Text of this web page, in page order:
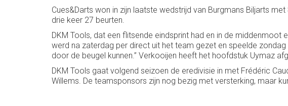
Cues&Darts won in zijn laatste wedstrijd van Burgmans Biljarts
drie keer 27 beurten.
DKM Tools, dat een flitsende eindsprint had en in de middenmoot
werd na zaterdag per direct uit het team gezet en speelde
door de beugel kunnen.’’ Verkooijen heeft het hoofdstuk Uymaz
DKM Tools gaat volgend seizoen de eredivisie in met Frédéric
Willems. De teamsponsors zijn nog bezig met versterking, maar